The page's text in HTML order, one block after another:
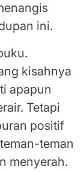
ini.
kisahnya
apapun
Tetapi
positif
teman
menyerah.